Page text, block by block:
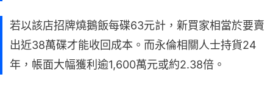
若以該店招牌燒鵝飯每碟63元計，新買家相當於要賣
出近38萬碟才能收回成本。而永倫相關人士持貨24
年，帳面大幅獲利逾1,600萬元或約2.38倍。